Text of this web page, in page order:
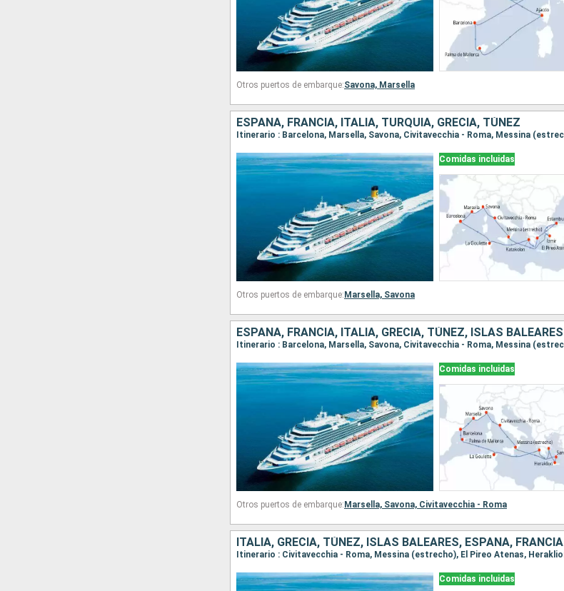
Otros puertos de embarque:Savona, Marsella
ESPAÑA, FRANCIA, ITALIA, TURQUÍA, GRECIA, TÚNEZ
Comidas incluidas
Otros puertos de embarque: Marsella, Savona
ESPAÑA, FRANCIA, ITALIA, GRECIA, TÚNEZ, ISLAS BALEARES
Comidas incluidas
Otros puertos de embarque: Marsella, Savona, Civitavecchia - Roma
ITALIA, GRECIA, TÚNEZ, ISLAS BALEARES, ESPAÑA, FRANCIA
Comidas incluidas